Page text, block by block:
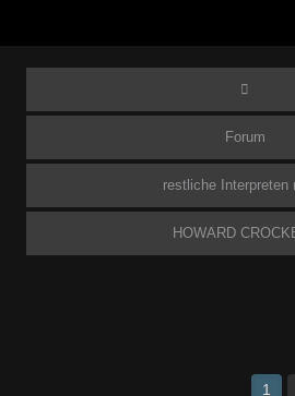
Forum
restliche Interpreten
HOWARD
1